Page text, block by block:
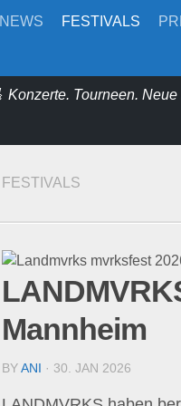
FESTIVALS
Konzerte. Tourneen.
FESTIVALS
Mannheim
BYANI · 30. JAN 2026